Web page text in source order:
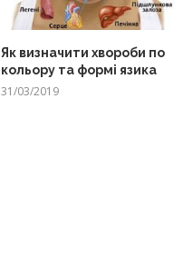
Як визначити хвороби по
кольору та формі язика
31/03/2019